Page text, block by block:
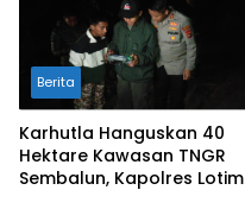
Berita
Karhutla Hanguskan 40
Hektare Kawasan TNGR
Sembalun, Kapolres Lotim